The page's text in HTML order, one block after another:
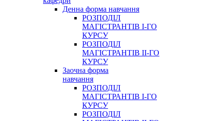
Денна форма навчання
РОЗПОДІЛ
МАГІСТРАНТІВ І-ГО
КУРСУ
РОЗПОДІЛ
МАГІСТРАНТІВ ІІ-ГО
КУРСУ
Заочна форма
навчання
РОЗПОДІЛ
МАГІСТРАНТІВ І-ГО
КУРСУ
РОЗПОДІЛ